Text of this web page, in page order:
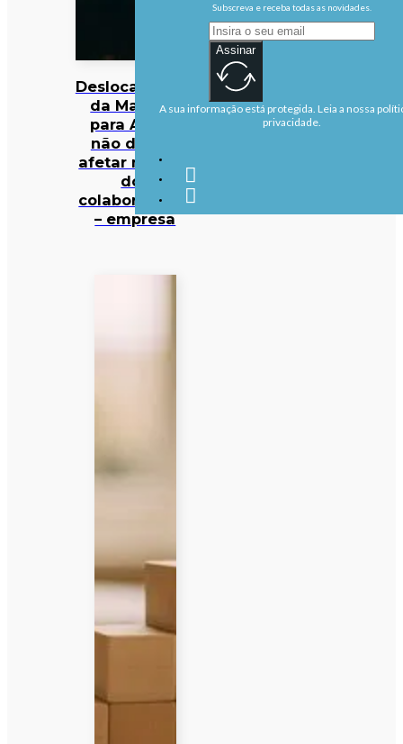
Deslocalização
da Margres
para Aveiro
não deverá
afetar maioria
dos
colaboradores
– empresa
Subscreva e receba todas as novidades.
Assinar
A sua informação está protegida. Leia a nossa
privacidade.